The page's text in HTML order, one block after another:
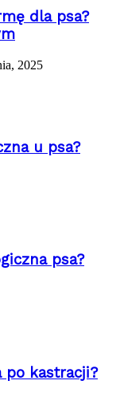
dla psa?
2025
u psa?
psa?
po kastracji?